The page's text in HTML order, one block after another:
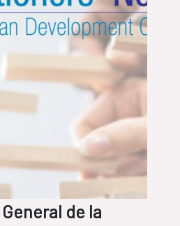
General de la